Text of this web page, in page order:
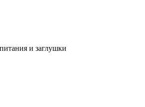
и заглушки